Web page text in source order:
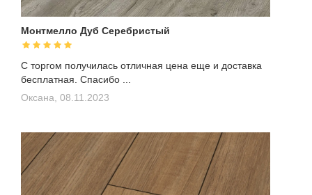
Монтмелло Дуб Серебристый
С торгом получилась отличная цена еще и доставка
бесплатная. Спасибо ...
Оксана, 08.11.2023